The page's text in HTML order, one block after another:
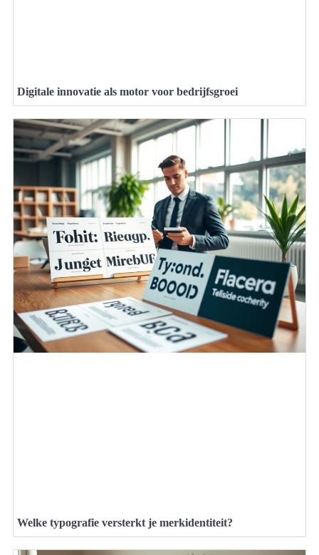
Digitale innovatie als motor voor bedrijfsgroei
Welke typografie versterkt je merkidentiteit?